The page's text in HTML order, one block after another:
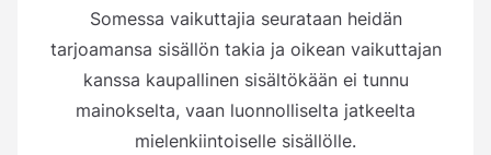
Somessa vaikuttajia seurataan heidän
tarjoamansa sisällön takia ja oikean vaikuttajan
kanssa kaupallinen sisältökään ei tunnu
mainokselta, vaan luonnolliselta jatkeelta
mielenkiintoiselle sisällölle.